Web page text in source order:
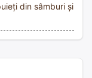
din sâmburi și